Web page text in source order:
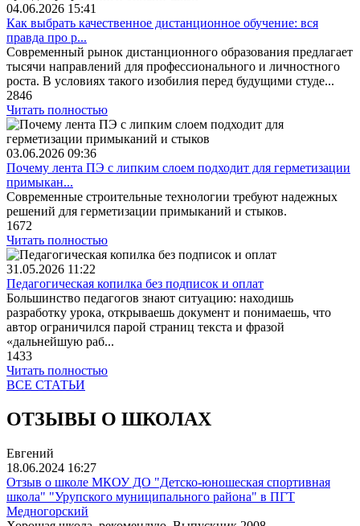
04.06.2026 15:41
Как выбрать качественное дистанционное обучение: вся
правда про р...
Современный рынок дистанционного образования предлагает
тысячи направлений для профессионального и личностного
роста. В условиях такого изобилия перед будущими студе...
2846
Читать полностью
03.06.2026 09:36
Почему лента ПЭ с липким слоем подходит для герметизации
примыкан...
Современные строительные технологии требуют надежных
решений для герметизации примыканий и стыков.
1672
Читать полностью
31.05.2026 11:22
Педагогическая копилка без подписок и оплат
Большинство педагогов знают ситуацию: находишь
разработку урока, открываешь документ и понимаешь, что
автор ограничился парой страниц текста и фразой
«дальнейшую раб...
1433
Читать полностью
ВСЕ СТАТЬИ
ОТЗЫВЫ О ШКОЛАХ
Евгений
18.06.2024 16:27
Отзыв о школе МКОУ ДО "Детско-юношеская спортивная
школа" "Урупского муниципального района" в ПГТ
Медногорский